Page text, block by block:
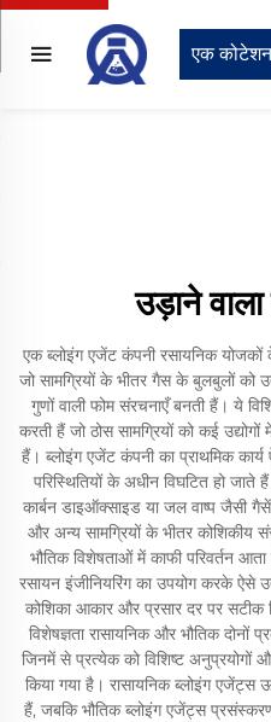
एक कोटेशन
उड़ाने
एक ब्लोइंग एजेंट कंपनी रसायनिक योजकों
जो सामग्रियों के भीतर गैस के बुलबुलों
गुणों वाली फोम संरचनाएँ बनती हैं। ये
करती हैं जो ठोस सामग्रियों को कई उद्योगों
हैं। ब्लोइंग एजेंट कंपनी का प्राथमिक कार्य
परिस्थितियों के अधीन विघटित हो जाते
कार्बन डाइऑक्साइड या जल वाष्प जैसी
और अन्य सामग्रियों के भीतर कोशिकीय
भौतिक विशेषताओं में काफी परिवर्तन
रसायन इंजीनियरिंग का उपयोग करके ऐसे
कोशिका आकार और प्रसार दर पर
विशेषज्ञता रासायनिक और भौतिक दोनों
जिनमें से प्रत्येक को विशिष्ट अनुप्रयोगों
किया गया है। रासायनिक ब्लोइंग
हैं, जबकि भौतिक ब्लोइंग एजेंट्स